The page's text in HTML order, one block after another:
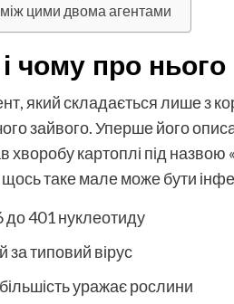
цими двома агентами
чому про
який складається лише з
зайвого. Уперше його
хворобу картоплі під назвою
таке мале може бути
до 401 нуклеотиду
за типовий вірус
уражає рослини